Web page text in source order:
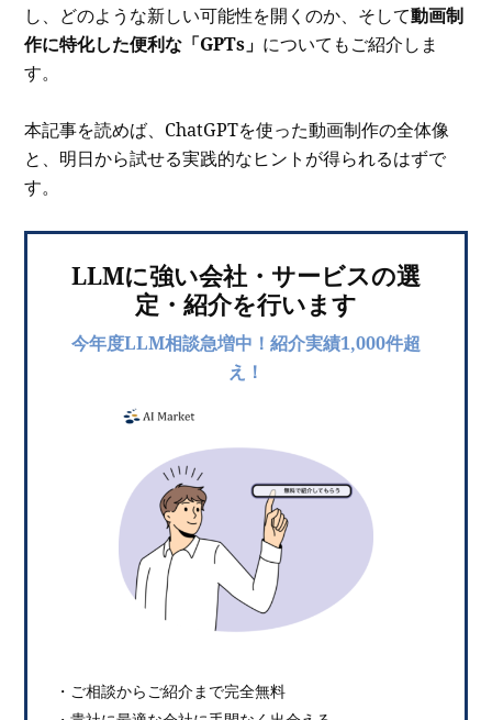
し、どのような新しい可能性を開くのか、そして動画制
作に特化した便利な「GPTs」 についてもご紹介しま
す。
本記事を読めば、ChatGPTを使った動画制作の全体像
と、明日から試せる実践的なヒントが得られるはずで
す。
LLMに強い会社・サービスの選
定・紹介を行います
今年度LLM相談急増中！紹介実績1,000件超
え！
・ご相談からご紹介まで完全無料